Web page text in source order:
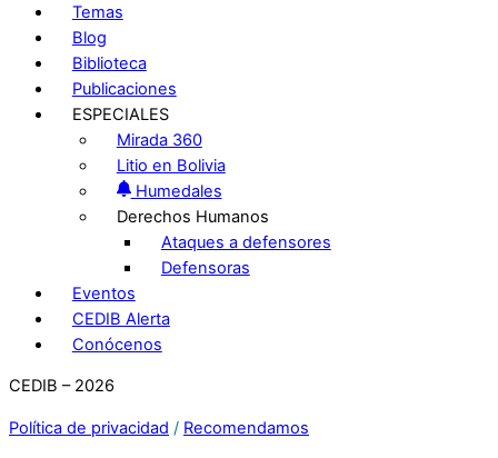
Temas
Blog
Biblioteca
Publicaciones
ESPECIALES
Mirada 360
Litio en Bolivia
Humedales
Derechos Humanos
Ataques a defensores
Defensoras
Eventos
CEDIB Alerta
Conócenos
CEDIB – 2026
Política de privacidad / Recomendamos